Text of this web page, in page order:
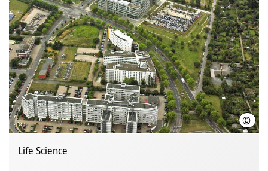
©
Life Science